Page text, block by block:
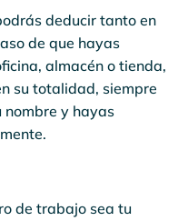
deducir tanto en
de que hayas
almacén o tienda,
su totalidad, siempre
nombre y hayas
de trabajo sea tu